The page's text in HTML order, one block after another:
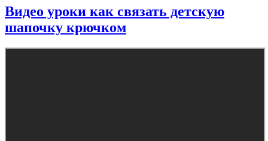
Видео уроки как связать детскую
шапочку крючком